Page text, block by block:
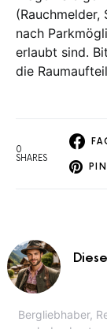
nach
erlaubt sind.
die
0
SHARES
Bergliebhaber,